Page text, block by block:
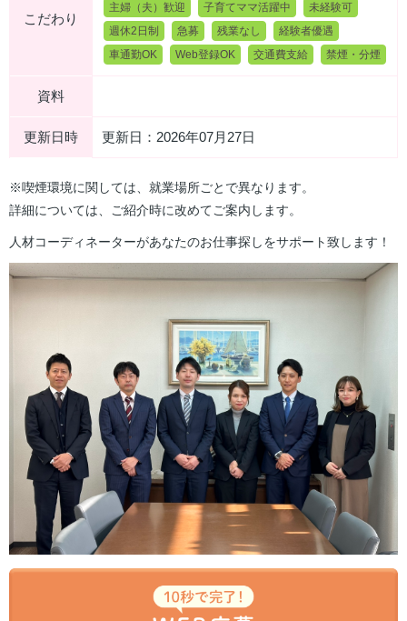
こだわり
主婦（夫）歓迎
子育てママ活躍中
未経験可
週休2日制
急募 残業なし
経験者優遇
車通勤OK
Web登録OK 交通費支給 禁煙・分煙
資料
更新日時 更新日：2026年07月27日
※喫煙環境に関しては、就業場所ごとで異なります。
詳細については、ご紹介時に改めてご案内します。
人材コーディネーターがあなたのお仕事探しをサポート致します！